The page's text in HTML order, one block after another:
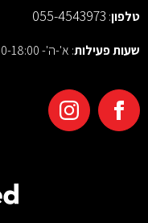
טלפון:
055-4543973
שעות פעילות: א'-ה'- 8:00-18:00